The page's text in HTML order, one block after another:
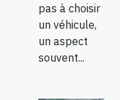
pas à choisir
un véhicule,
un aspect
souvent...